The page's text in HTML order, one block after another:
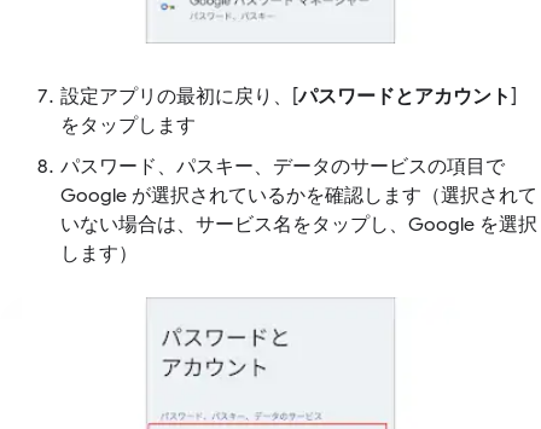
設定アプリの最初に戻り、[パスワードとアカウント ]
をタップします
パスワード、パスキー、データのサービスの項目で
Google が選択されているかを確認します（選択されて
いない場合は、サービス名をタップし、Google を選択
します）